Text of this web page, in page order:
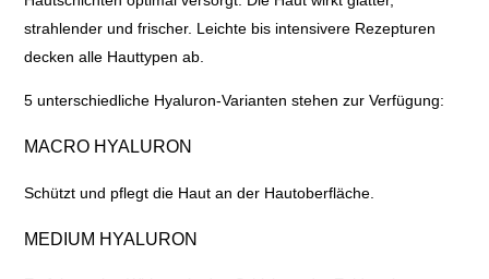
strahlender und frischer. Leichte bis intensivere Rezepturen
decken alle Hauttypen ab.
5 unterschiedliche Hyaluron-Varianten stehen zur Verfügung:
MACRO HYALURON
Schützt und pflegt die Haut an der Hautoberfläche.
MEDIUM HYALURON